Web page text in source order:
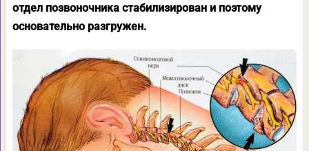
отдел позвоночника стабилизирован и поэтому
основательно разгружен.